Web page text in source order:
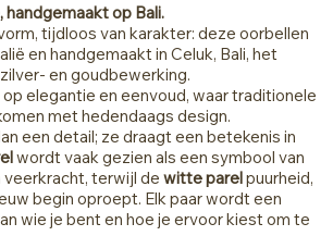
op Bali.
tijdloos van karakter: deze oorbellen
en handgemaakt in Celuk, Bali, het
en goudbewerking.
elegantie en eenvoud, waar traditionele
met hedendaags design.
een detail; ze draagt een betekenis in
wordt vaak gezien als een symbool van
veerkracht, terwijl dewitte parelpuurheid,
begin oproept. Elk paar wordt een
wie je bent en hoe je ervoor kiest om te